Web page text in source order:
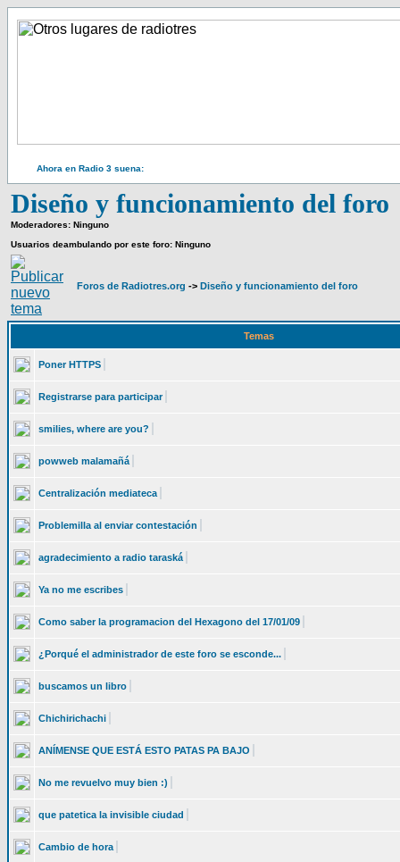
Ahora en Radio 3 suena:
Diseño y funcionamiento del foro
Moderadores: Ninguno
Usuarios deambulando por este foro: Ninguno
Foros de Radiotres.org -> Diseño y funcionamiento del foro
Temas
Poner HTTPS
Registrarse para participar
smilies, where are you?
powweb malamañá
Centralización mediateca
Problemilla al enviar contestación
agradecimiento a radio taraská
Ya no me escribes
Como saber la programacion del Hexagono del 17/01/09
¿Porqué el administrador de este foro se esconde...
buscamos un libro
Chichirichachi
ANÍMENSE QUE ESTÁ ESTO PATAS PA BAJO
No me revuelvo muy bien :)
que patetica la invisible ciudad
Cambio de hora